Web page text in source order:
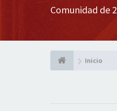
Comunidad de
Inicio